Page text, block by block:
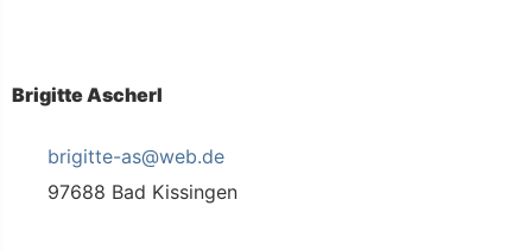
Brigitte Ascherl
brigitte-as@web.de
97688 Bad Kissingen